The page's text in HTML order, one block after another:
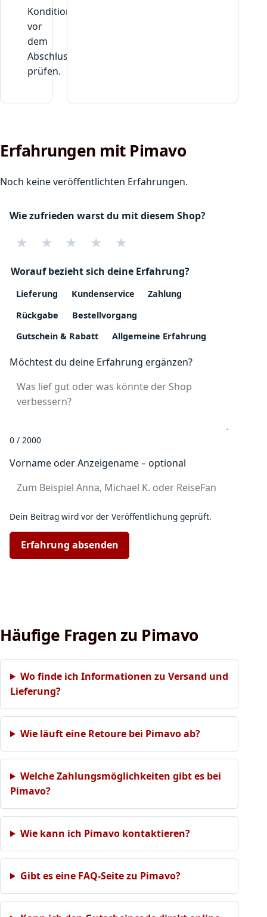
Konditionen
vor
dem
Abschluss
prüfen.
Erfahrungen mit Pimavo
Noch keine veröffentlichten Erfahrungen.
Wie zufrieden warst du mit diesem Shop?
★ ★ ★ ★ ★
Worauf bezieht sich deine Erfahrung?
Lieferung Kundenservice
Zahlung
Rückgabe
Bestellvorgang
Gutschein & Rabatt
Allgemeine Erfahrung
Möchtest du deine Erfahrung ergänzen?
0 / 2000
Vorname oder Anzeigename – optional
Dein Beitrag wird vor der Veröffentlichung geprüft.
Erfahrung absenden
Häufige Fragen zu Pimavo
Wo finde ich Informationen zu Versand und
Lieferung?
Wie läuft eine Retoure bei Pimavo ab?
Welche Zahlungsmöglichkeiten gibt es bei
Pimavo?
Wie kann ich Pimavo kontaktieren?
Gibt es eine FAQ-Seite zu Pimavo?